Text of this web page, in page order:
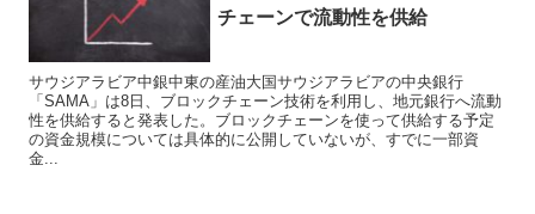
チェーンで流動性を供給
サウジアラビア中銀中東の産油大国サウジアラビアの中央銀行
「SAMA」は8日、ブロックチェーン技術を利用し、地元銀行へ流動
性を供給すると発表した。ブロックチェーンを使って供給する予定
の資金規模については具体的に公開していないが、すでに一部資
金...